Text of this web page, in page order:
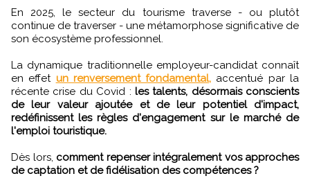
En 2025, le secteur du tourisme traverse - ou plutôt
continue de traverser - une métamorphose significative de
son écosystème professionnel.
La dynamique traditionnelle employeur-candidat connaît
en effet un renversement fondamental, accentué par la
récente crise du Covid : les talents, désormais conscients
de leur valeur ajoutée et de leur potentiel d'impact,
redéfinissent les règles d'engagement sur le marché de
l'emploi touristique.
Dès lors, comment repenser intégralement vos approches
de captation et de fidélisation des compétences ?